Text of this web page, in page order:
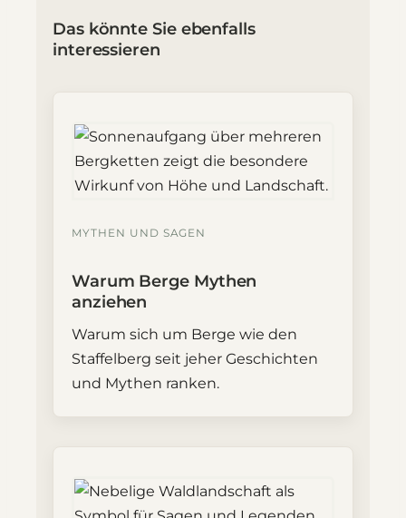
Das könnte Sie ebenfalls
interessieren
MYTHEN UND SAGEN
Warum Berge Mythen
anziehen
Warum sich um Berge wie den
Staffelberg seit jeher Geschichten
und Mythen ranken.